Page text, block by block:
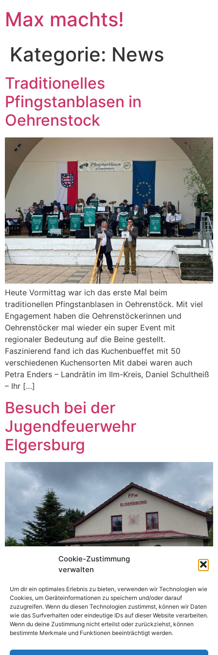
Cookie-Zustimmung
verwalten
Um dir ein optimales Erlebnis zu bieten, verwenden wir Technologien wie
Cookies, um Geräteinformationen zu speichern und/oder darauf
zuzugreifen. Wenn du diesen Technologien zustimmst, können wir Daten
wie das Surfverhalten oder eindeutige IDs auf dieser Website verarbeiten.
Wenn du deine Zustimmung nicht erteilst oder zurückziehst, können
bestimmte Merkmale und Funktionen beeinträchtigt werden.
Max machts!
Kategorie: News
Traditionelles
Pfingstanblasen in
Oehrenstock
Heute Vormittag war ich das erste Mal beim
traditionellen Pfingstanblasen in Oehrenstöck. Mit viel
Engagement haben die Oehrenstöckerinnen und
Oehrenstöcker mal wieder ein super Event mit
regionaler Bedeutung auf die Beine gestellt.
Faszinierend fand ich das Kuchenbueffet mit 50
verschiedenen Kuchensorten Mit dabei waren auch
Petra Enders – Landrätin im Ilm-Kreis, Daniel Schultheiß
– Ihr […]
Besuch bei der
Jugendfeuerwehr
Elgersburg
Am Samstag, dem 18. Mai 2024, durfte ich als stiller
Zuhörer und Zuschauer bei einem Ausbildungslehrgang
heutige Thema war “Brennen & Löschen”. Nach etwas